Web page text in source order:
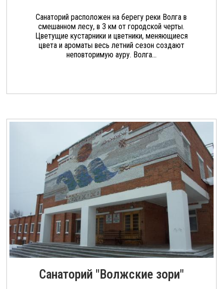
Санаторий расположен на берегу реки Волга в
смешанном лесу, в 3 км от городской черты.
Цветущие кустарники и цветники, меняющиеся
цвета и ароматы весь летний сезон создают
неповторимую ауру. Волга...
Санаторий "Волжские зори"